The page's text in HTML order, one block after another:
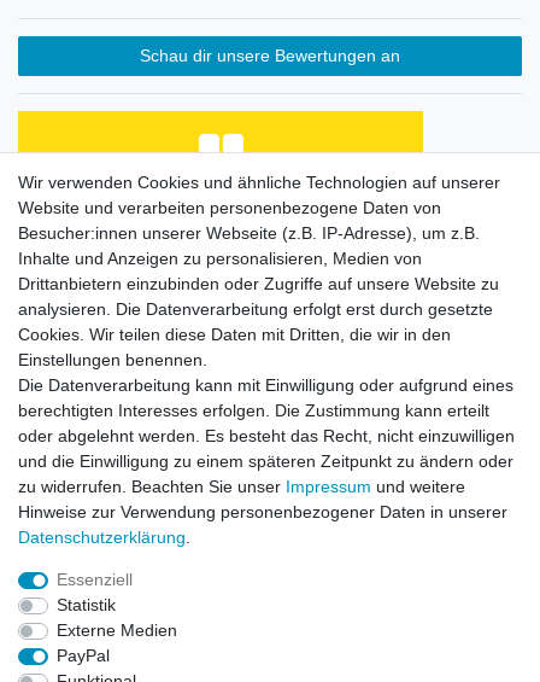
Schau dir unsere Bewertungen an
Habe Angelkayak gekauft, bin mit Abwicklung und
Preis zufrieden. Was fehlt, ist eine Beschreibung
Horst L., Steinach
Datum der Veröffentlichung: 26.07.2026
Datum der Kauferfahrung: 16.07.2026
253 Bewertungen
Impressum
Widerrufs­recht
Wir verwenden Cookies und ähnliche Technologien auf unserer
Website und verarbeiten personenbezogene Daten von
Besucher:innen unserer Webseite (z.B. IP-Adresse), um z.B.
Inhalte und Anzeigen zu personalisieren, Medien von
Drittanbietern einzubinden oder Zugriffe auf unsere Website zu
analysieren. Die Datenverarbeitung erfolgt erst durch gesetzte
Cookies. Wir teilen diese Daten mit Dritten, die wir in den
Einstellungen benennen.
Die Datenverarbeitung kann mit Einwilligung oder aufgrund eines
berechtigten Interesses erfolgen. Die Zustimmung kann erteilt
oder abgelehnt werden. Es besteht das Recht, nicht einzuwilligen
und die Einwilligung zu einem späteren Zeitpunkt zu ändern oder
zu widerrufen. Beachten Sie unser Impressum und weitere
Hinweise zur Verwendung personenbezogener Daten in unserer
Daten­schutz­erklärung
Essenziell
Statistik
Externe Medien
PayPal